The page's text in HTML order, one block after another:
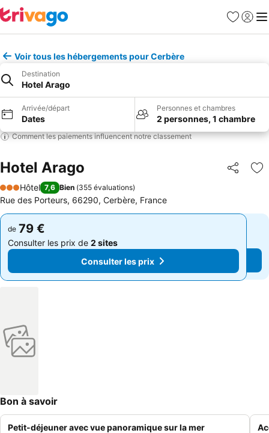
Favoris
Se
Voir tous les hébergements pour Cerbère
Destination
Hotel Arago
Arrivée/départ
Dates
Personnes et chambres
2 personnes, 1 chambre
Comment les paiements influencent notre classement
Hotel Arago Partager
3 Étoiles
Hôtel 7,6 Bien (355 évaluations)
Rue des Porteurs, 66290, Cerbère, France
de 79 €
Consulter les prix de 2 sites
Consulter les prix
de 79 €
Consulter les prix de 2 sites
Consulter les prix
Bon à savoir
Petit-déjeuner avec vue panoramique sur la mer